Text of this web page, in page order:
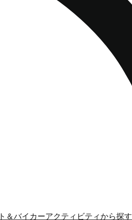
＆バイカーアクティビティから探す